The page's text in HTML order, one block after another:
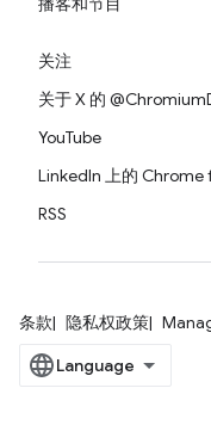
关注
关于 X 的
YouTube
LinkedIn 上的 Chrome
RSS
条款 隐私权政策